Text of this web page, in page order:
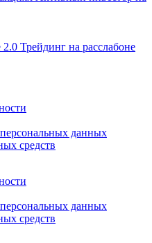
Трейдинг на расслабоне
данных
средств
данных
средств